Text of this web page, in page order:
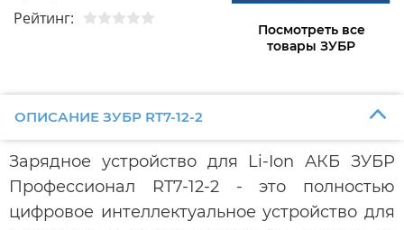
Рейтинг:
Посмотреть все
товары ЗУБР
ОПИСАНИЕ ЗУБР RT7-12-2
Зарядное устройство для Li-Ion АКБ ЗУБР
Профессионал RT7-12-2 - это полностью
цифровое интеллектуальное устройство для